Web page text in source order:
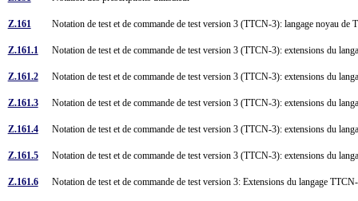
Z.161 Notation de test et de commande de test version 3 (TTCN-3): langage noyau
Z.161.1 Notation de test et de commande de test version 3 (TTCN-3): extensions du
Z.161.2 Notation de test et de commande de test version 3 (TTCN-3): extensions du
Z.161.3 Notation de test et de commande de test version 3 (TTCN-3): extensions du
Z.161.4 Notation de test et de commande de test version 3 (TTCN-3): extensions du
Z.161.5 Notation de test et de commande de test version 3 (TTCN-3): extensions du
Z.161.6 Notation de test et de commande de test version 3: Extensions du langage